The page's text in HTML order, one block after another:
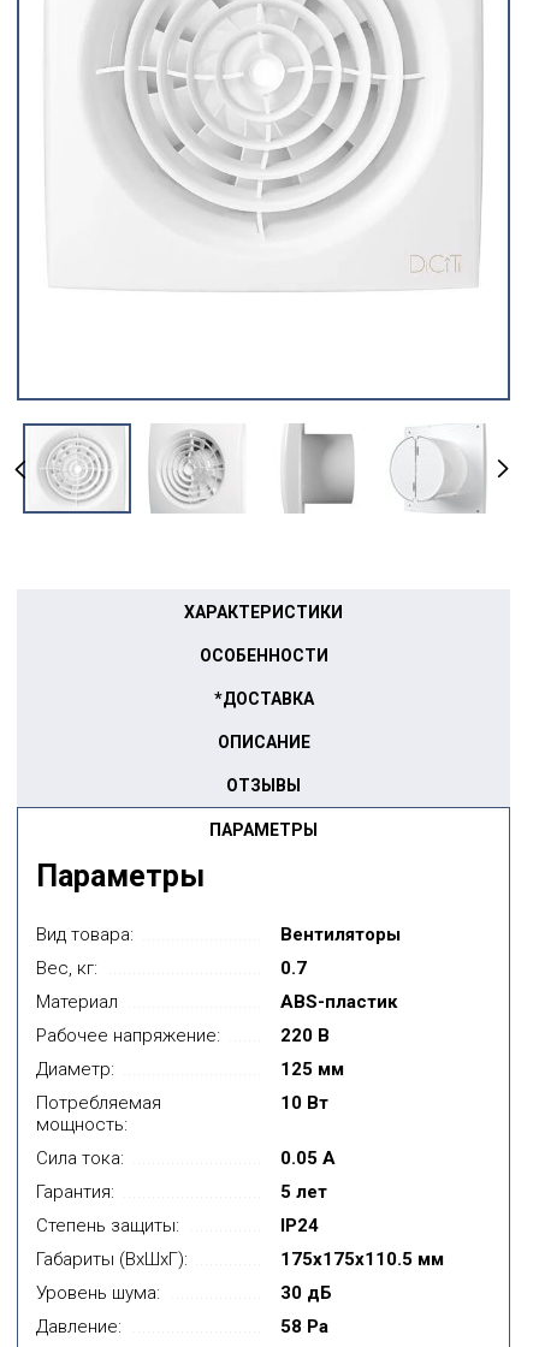
ПАРАМЕТРЫ
ХАРАКТЕРИСТИКИ
ОСОБЕННОСТИ
*ДОСТАВКА
ОПИСАНИЕ
ОТЗЫВЫ
Параметры
Вид товара:
Вентиляторы
Вес, кг:
0.7
Материал
ABS-пластик
Рабочее напряжение:
220 В
Диаметр:
125 мм
Потребляемая
мощность:
10 Вт
Сила тока:
0.05 А
Гарантия:
5 лет
Степень защиты:
IP24
Габариты (ВxШxГ):
175x175x110.5 мм
Уровень шума:
30 дБ
Давление:
58 Pa